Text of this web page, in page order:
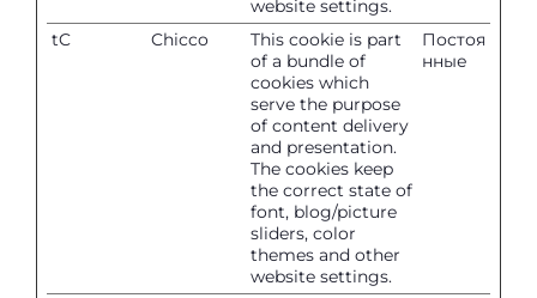
website settings.
tC Chicco
This cookie is part
of a bundle of
cookies which
serve the purpose
of content delivery
and presentation.
The cookies keep
the correct state of
font, blog/picture
sliders, color
themes and other
website settings.
Постоя
нные